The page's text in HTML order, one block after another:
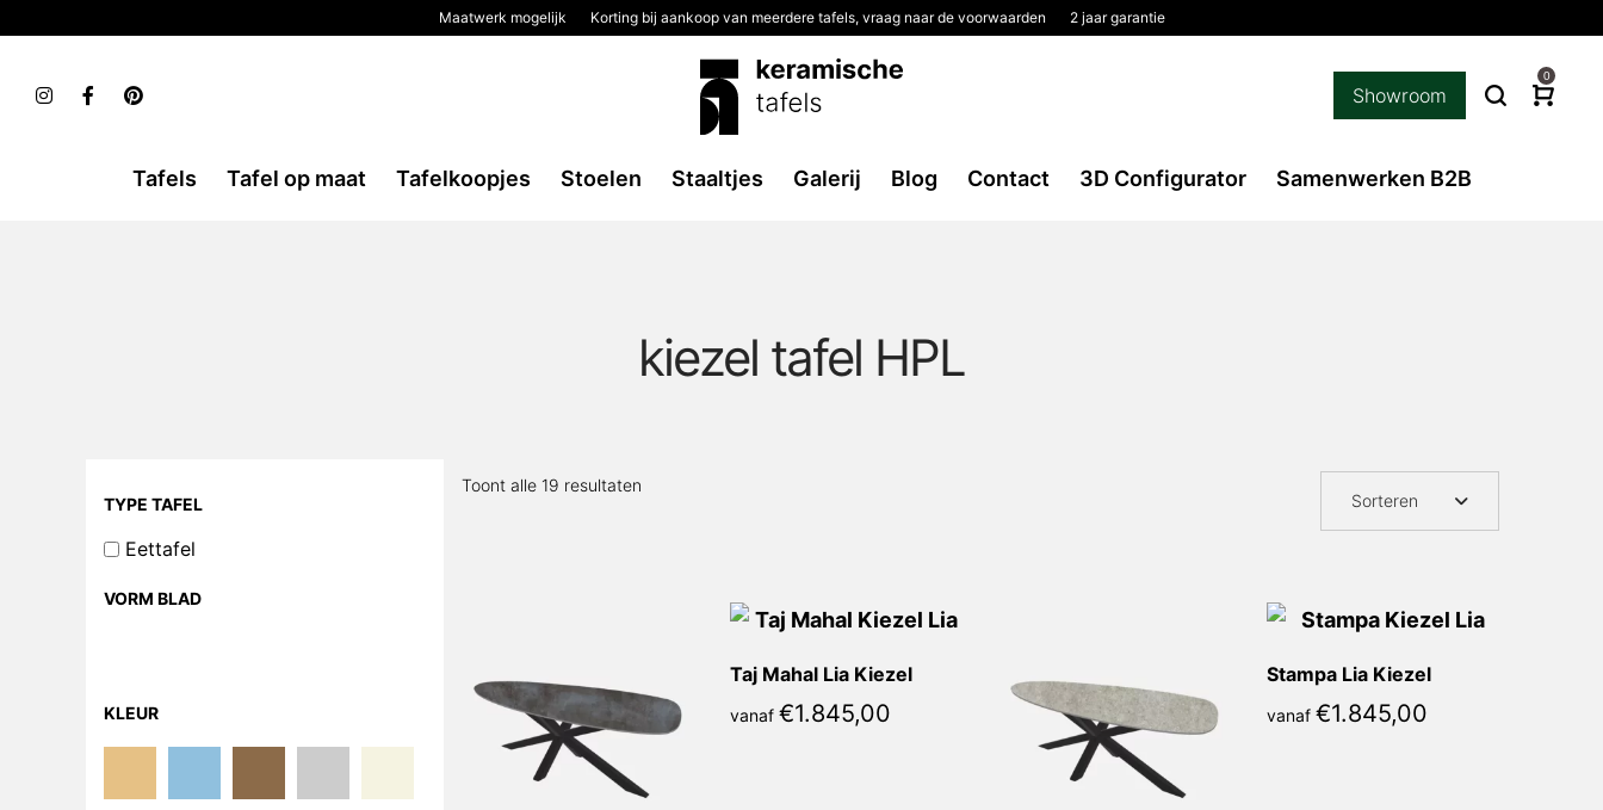
Maatwerk mogelijk Korting bij aankoop van meerdere tafels, vraag naar de voorwaarden 2 jaar garantie
Showroom
0
Tafels Tafel op maat Tafelkoopjes Stoelen Staaltjes Galerij Blog Contact 3D Configurator Samenwerken B2B
kiezel tafel HPL
Toont alle 19 resultaten
Sorteren
Taj Mahal Lia Kiezel
vanaf €1.845,00
Stampa Lia Kiezel
vanaf €1.845,00
TYPE TAFEL
Eettafel
VORM BLAD
KLEUR